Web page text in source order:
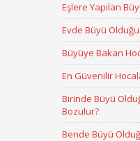
Eşlere Yapılan
Evde Büyü
Büyüye Bakan
En Güvenilir
Birinde Büyü
Bozulur?
Bende Büyü